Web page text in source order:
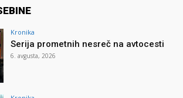
Kronika
Serija prometnih nesreč na avtocesti
6. avgusta, 2026